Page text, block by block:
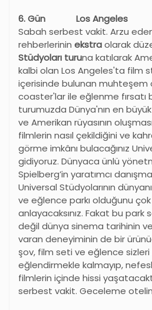
6. Gün Los Angeles
Sabah serbest vakit. Arzu
rehberlerinin ekstraolarak
Stüdyoları turuna katılarak
kalbi olan Los Angeles'ta film
içerisinde bulunan muhteşem
coaster'lar ile eğlenme fırsatı
turumuzda Dünya'nın en
ve Amerikan rüyasının
filmlerin nasıl çekildiğini ve
görme imkânı bulacağınız
gidiyoruz. Dünyaca ünlü
Spielberg’in yaratımcı
Universal Stüdyolarının
ve eğlence parkı olduğunu
anlayacaksınız. Fakat bu
değil dünya sinema tarihinin
varan deneyiminin de bir
şov, film seti ve eğlence
eğlendirmekle kalmayıp,
filmlerin içinde hissi
serbest vakit.